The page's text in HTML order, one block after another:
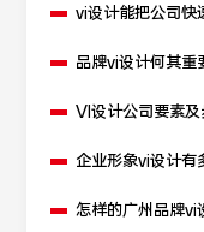
vi设计能把公司快
品牌vi设计何其重
VI设计公司要素及
企业形象vi设计有
怎样的广州品牌vi